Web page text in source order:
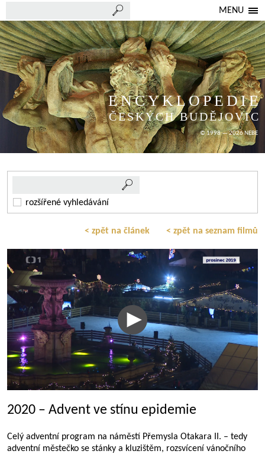
MENU
ENCYKLOPEDIE
ČESKÝCH BUDĚJOVIC
© 1998 — 2026 NEBE
rozšířené vyhledávání
< zpět na článek < zpět na seznam filmů
2020 – Advent ve stínu epidemie
Celý adventní program na náměstí Přemysla Otakara II. – tedy
adventní městečko se stánky a kluzištěm, rozsvícení vánočního